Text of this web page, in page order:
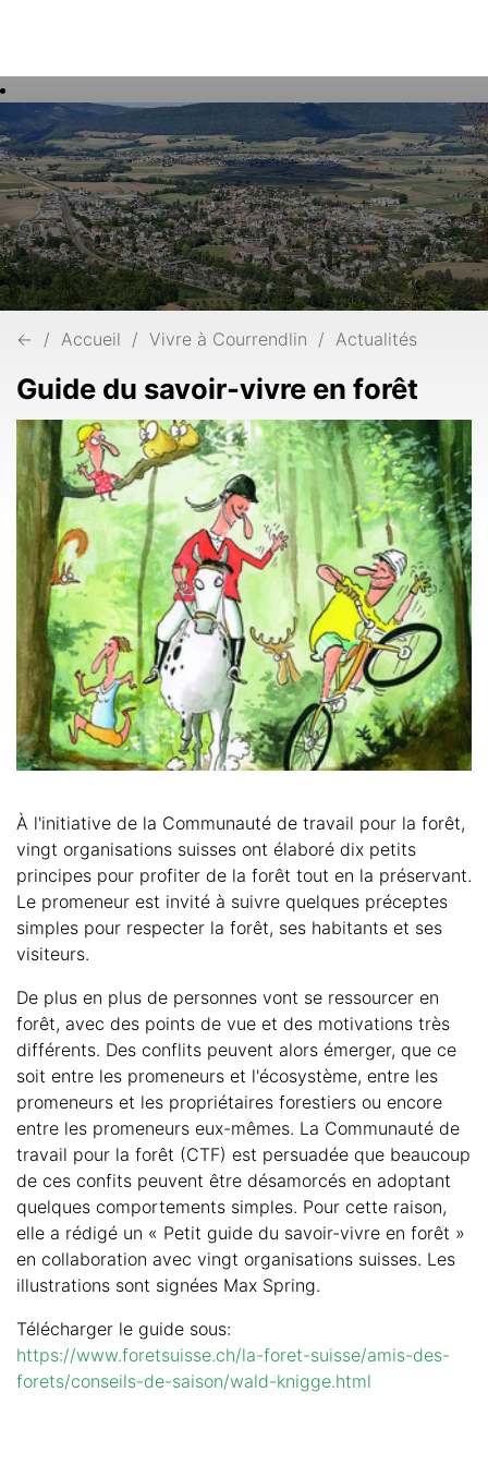
Mots
clés
← Accueil Vivre à Courrendlin Actualités
Guide du savoir-vivre en forêt
À l'initiative de la Communauté de travail pour la forêt,
vingt organisations suisses ont élaboré dix petits
principes pour profiter de la forêt tout en la préservant.
Le promeneur est invité à suivre quelques préceptes
simples pour respecter la forêt, ses habitants et ses
visiteurs.
De plus en plus de personnes vont se ressourcer en
forêt, avec des points de vue et des motivations très
différents. Des conflits peuvent alors émerger, que ce
soit entre les promeneurs et l'écosystème, entre les
promeneurs et les propriétaires forestiers ou encore
entre les promeneurs eux-mêmes. La Communauté de
travail pour la forêt (CTF) est persuadée que beaucoup
de ces confits peuvent être désamorcés en adoptant
quelques comportements simples. Pour cette raison,
elle a rédigé un « Petit guide du savoir-vivre en forêt »
en collaboration avec vingt organisations suisses. Les
illustrations sont signées Max Spring.
Télécharger le guide sous:
https://www.foretsuisse.ch/la-foret-suisse/amis-des-
forets/conseils-de-saison/wald-knigge.html